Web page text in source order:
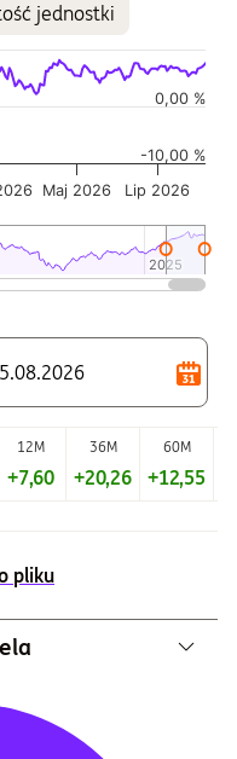
jednostki
danych.
jednostki funduszu
Wartość jednostki w
Maj 2026 Lip 2026
2025
2025
0,00 %
-10,00 %
12M 36M 60M
+7,60 +20,26 +12,55
pliku